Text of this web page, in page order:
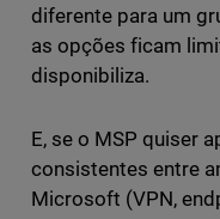
diferente para um
as opções ficam
disponibiliza.
E, se o MSP quiser
consistentes entre
Microsoft (VPN,